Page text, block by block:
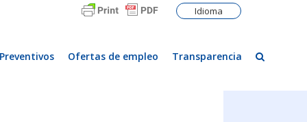
Idioma
Ofertas de empleo Transparencia